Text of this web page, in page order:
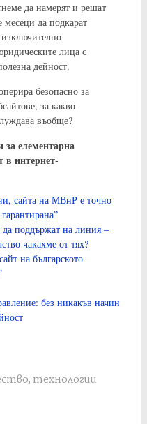
да намерят и решат
да подкарат
лица с
дейност.
безопасно за
за какво
въобще?
за елементарна
в интернет-
сайта на МВнР е точно
поддържат на линия –
чакахме от тях?
на българското
без никакъв начин
, технологии